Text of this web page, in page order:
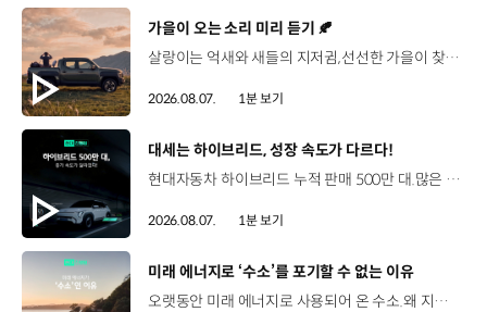
[동영상]
가을이 오는 소리 미리 듣기 🍂
살랑이는 억새와 새들의 지저귐,선선한 가을이 찾아오는 소리. 더 기아 타스만과 함께 계절을 만나보세요. 🎧 *본 영상은 AI를 활용해 제작했습니다. #기아 #더기아타스만 #타스만 #가을 #입추 #Tasman #ASMR
2026.08.07. 1분 보기
[동영상]
대세는 하이브리드, 성장 속도가 다르다!
현대자동차 하이브리드 누적 판매 500만 대.많은 운전자들이 선택한 이유는 무엇일까요? 현대진행형 팟캐스트 EP.21에서 확인하세요.📻 #현대자동차그룹 #현대진행형 #모빌리티팟캐스트 #하이브리드 #연료 #미래모빌리티 #모빌리티
2026.08.07. 1분 보기
[동영상]
미래 에너지로 ‘수소’를 포기할 수 없는 이유
오랫동안 미래 에너지로 사용되어 온 수소.왜 지금까지도 중요한 선택지로 꼽힐까요? 현대진행형 팟캐스트 EP.21에서 확인하세요.📻 #현대자동차그룹 #현대진행형 #모빌리티팟캐스트 #수소전기차 #수소에너지 #연료 #미래모빌리티 #모빌리티